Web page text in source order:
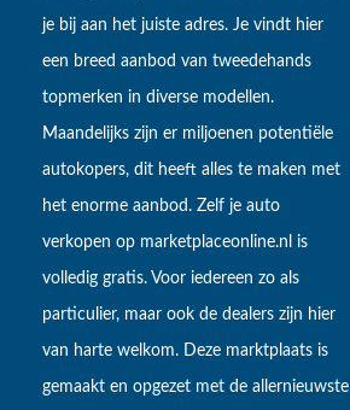
je bij aan het juiste adres. Je vindt hier
een breed aanbod van tweedehands
topmerken in diverse modellen.
Maandelijks zijn er miljoenen potentiële
autokopers, dit heeft alles te maken met
het enorme aanbod. Zelf je auto
verkopen op marketplaceonline.nl is
volledig gratis. Voor iedereen zo als
particulier, maar ook de dealers zijn hier
van harte welkom. Deze marktplaats is
gemaakt en opgezet met de allernieuwste